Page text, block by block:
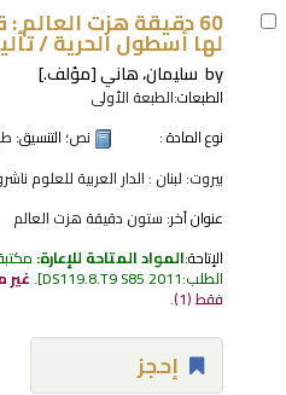
60 دقيقة هزت
لها أسطول الحرية /
by سليمان، هاني[مؤلف.]
الطبعات:الطبعة الأولى
نوع المادة :
نص؛ التنسيق:
بيروت: لبنان : الدار العربية للعلوم ناشرون،
عنوان آخر: ستون دقيقة هزت العالم
الإتاحة:المواد المتاحة للإعارة:
الطلب:DS119.8.T9 S85 2011
.غير
فقط(1).
إحجز